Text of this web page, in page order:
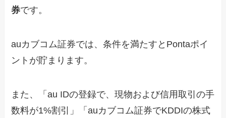
券です。
auカブコム証券では、条件を満たすとPontaポイ
ントが貯まります。
また、「au IDの登録で、現物および信用取引の手
数料が1%割引」「auカブコム証券でKDDIの株式